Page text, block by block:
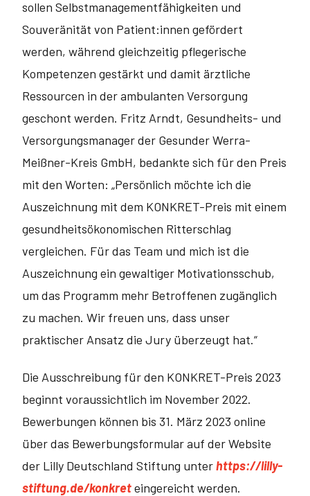
sollen Selbstmanagementfähigkeiten und
Souveränität von Patient:innen gefördert
werden, während gleichzeitig pflegerische
Kompetenzen gestärkt und damit ärztliche
Ressourcen in der ambulanten Versorgung
geschont werden. Fritz Arndt, Gesundheits- und
Versorgungsmanager der Gesunder Werra-
Meißner-Kreis GmbH, bedankte sich für den Preis
mit den Worten: „Persönlich möchte ich die
Auszeichnung mit dem KONKRET-Preis mit einem
gesundheitsökonomischen Ritterschlag
vergleichen. Für das Team und mich ist die
Auszeichnung ein gewaltiger Motivationsschub,
um das Programm mehr Betroffenen zugänglich
zu ma­chen. Wir freuen uns, dass unser
praktischer Ansatz die Jury überzeugt hat.“
Die Ausschreibung für den KONKRET-Preis 2023
beginnt voraussichtlich im November 2022.
Bewerbungen können bis 31. März 2023 online
über das Bewerbungsformular auf der Website
der Lilly Deutschland Stiftung unterhttps://lilly-
stiftung.de/konkreteingereicht werden.